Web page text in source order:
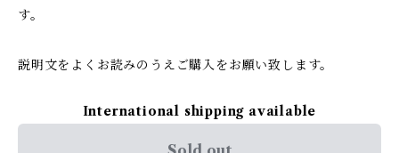
す。
説明文をよくお読みのうえご購入をお願い致します。
International shipping available